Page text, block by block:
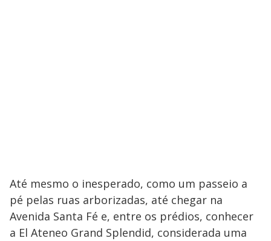
Até mesmo o inesperado, como um passeio a
pé pelas ruas arborizadas, até chegar na
Avenida Santa Fé e, entre os prédios, conhecer
a El Ateneo Grand Splendid, considerada uma